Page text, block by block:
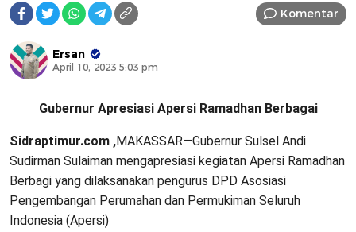
Komentar
Ersan
April 10, 2023 5:03 pm
Gubernur Apresiasi Apersi Ramadhan Berbagai
Sidraptimur.com ,MAKASSAR—Gubernur Sulsel Andi
Sudirman Sulaiman mengapresiasi kegiatan Apersi Ramadhan
Berbagi yang dilaksanakan pengurus DPD Asosiasi
Pengembangan Perumahan dan Permukiman Seluruh
Indonesia (Apersi)